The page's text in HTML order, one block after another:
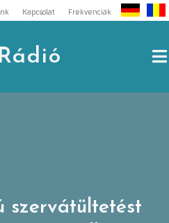
Kapcsolat Frekvenciák
szervátültetést